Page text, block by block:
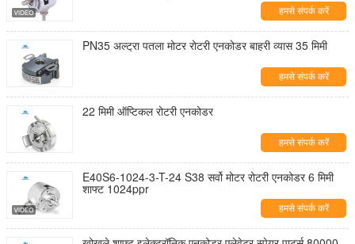
हमसे संपर्क करें
PN35 अल्ट्रा पतला मोटर रोटरी एनकोडर बाहरी व्यास 35 मिमी
हमसे संपर्क करें
22 मिमी ऑप्टिकल रोटरी एनकोडर
हमसे संपर्क करें
E40S6-1024-3-T-24 S38 सर्वो मोटर रोटरी एनकोडर 6 मिमी
शाफ्ट 1024ppr
हमसे संपर्क करें